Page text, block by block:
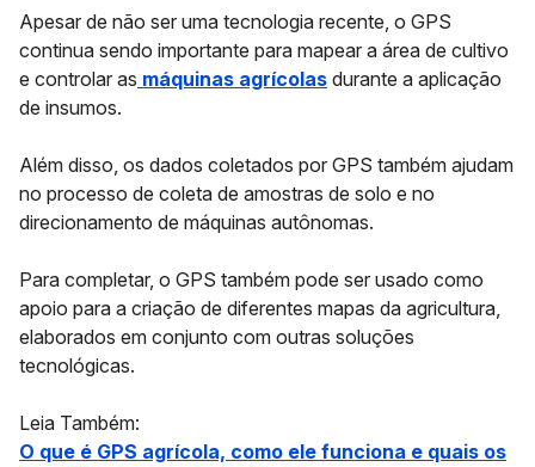
Apesar de não ser uma tecnologia recente, o GPS
continua sendo importante para mapear a área de cultivo
e controlar as máquinas agrícolas durante a aplicação
de insumos.
Além disso, os dados coletados por GPS também ajudam
no processo de coleta de amostras de solo e no
direcionamento de máquinas autônomas.
Para completar, o GPS também pode ser usado como
apoio para a criação de diferentes mapas da agricultura,
elaborados em conjunto com outras soluções
tecnológicas.
Leia Também:
O que é GPS agrícola, como ele funciona e quais os